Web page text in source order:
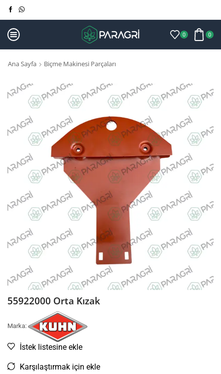
0 0
Ana Sayfa Biçme Makinesi Parçaları
55922000 Orta Kızak
Marka:
İstek listesine ekle
Karşılaştırmak için ekle